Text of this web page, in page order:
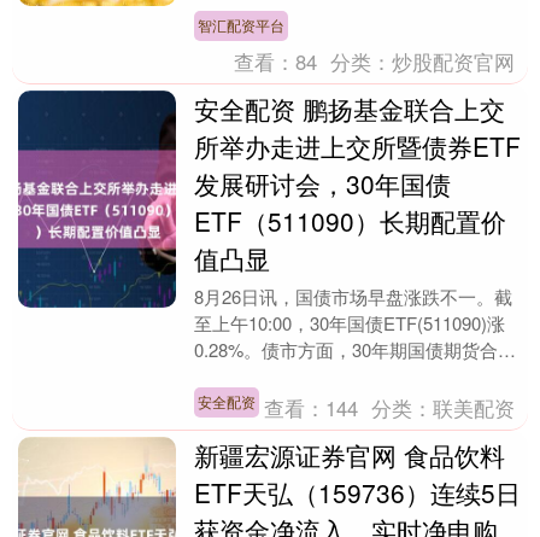
于388....
智汇配资平台
查看：84 分类：炒股配资官网
安全配资 鹏扬基金联合上交
所举办走进上交所暨债券ETF
发展研讨会，30年国债
ETF（511090）长期配置价
值凸显
8月26日讯，国债市场早盘涨跌不一。截
至上午10:00，30年国债ETF(511090)涨
0.28%。债市方面，30年期国债期货合约
安全配资 查看： 144 分类：联美配资
新疆宏源证券官网 食品饮料
ETF天弘（159736）连续5日
获资金净流入，实时净申购